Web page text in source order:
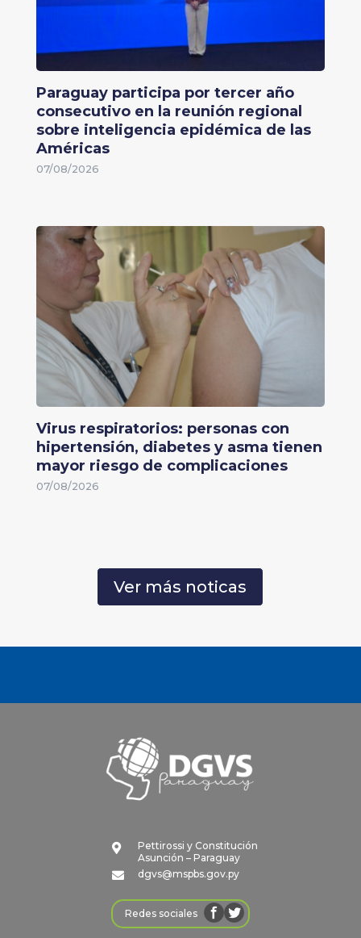
Paraguay participa por tercer año
consecutivo en la reunión regional
sobre inteligencia epidémica de las
Américas
07/08/2026
Virus respiratorios: personas con
hipertensión, diabetes y asma tienen
mayor riesgo de complicaciones
07/08/2026
Ver más noticas

Pettirossi y Constitución
Asunción – Paraguay

dgvs@mspbs.gov.py
Redes sociales